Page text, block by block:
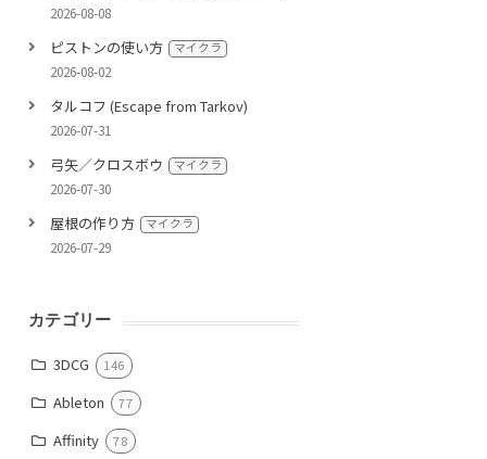
2026-08-08
ピストンの使い方 マイクラ
2026-08-02
タルコフ (Escape from Tarkov)
2026-07-31
弓矢／クロスボウ マイクラ
2026-07-30
屋根の作り方 マイクラ
2026-07-29
カテゴリー
3DCG 146
Ableton 77
Affinity 78